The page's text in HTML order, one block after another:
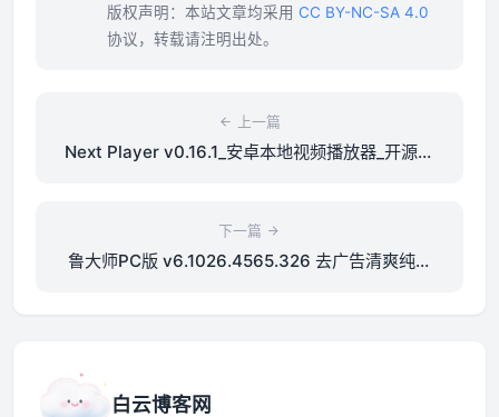
版权声明：本站文章均采用 CC BY-NC-SA 4.0
协议，转载请注明出处。
上一篇
Next Player v0.16.1_安卓本地视频播放器_开源无
下一篇
鲁大师PC版 v6.1026.4565.326 去广告清爽纯净
白云博客网